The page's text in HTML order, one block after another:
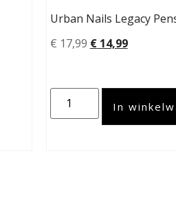
Urban Nails Legacy
€ 17,99 €14,99
In